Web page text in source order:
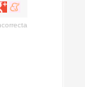
Compartir
meneame